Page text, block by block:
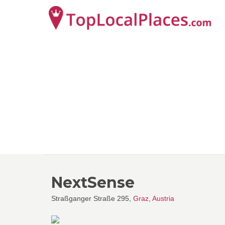
NextSense
Straßganger Straße 295, Graz Austria